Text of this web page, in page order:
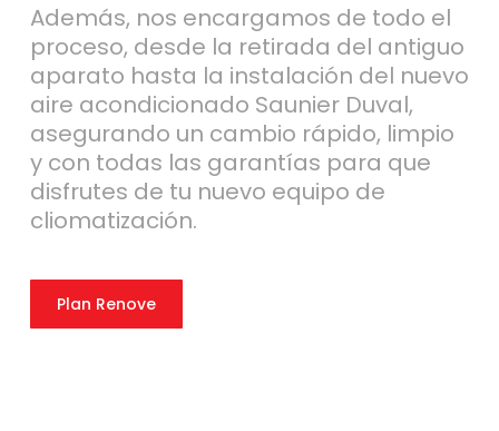
Además, nos encargamos de todo el
proceso, desde la retirada del antiguo
aparato hasta la instalación del nuevo
aire acondicionado Saunier Duval,
asegurando un cambio rápido, limpio
y con todas las garantías para que
disfrutes de tu nuevo equipo de
cliomatización.
Plan Renove